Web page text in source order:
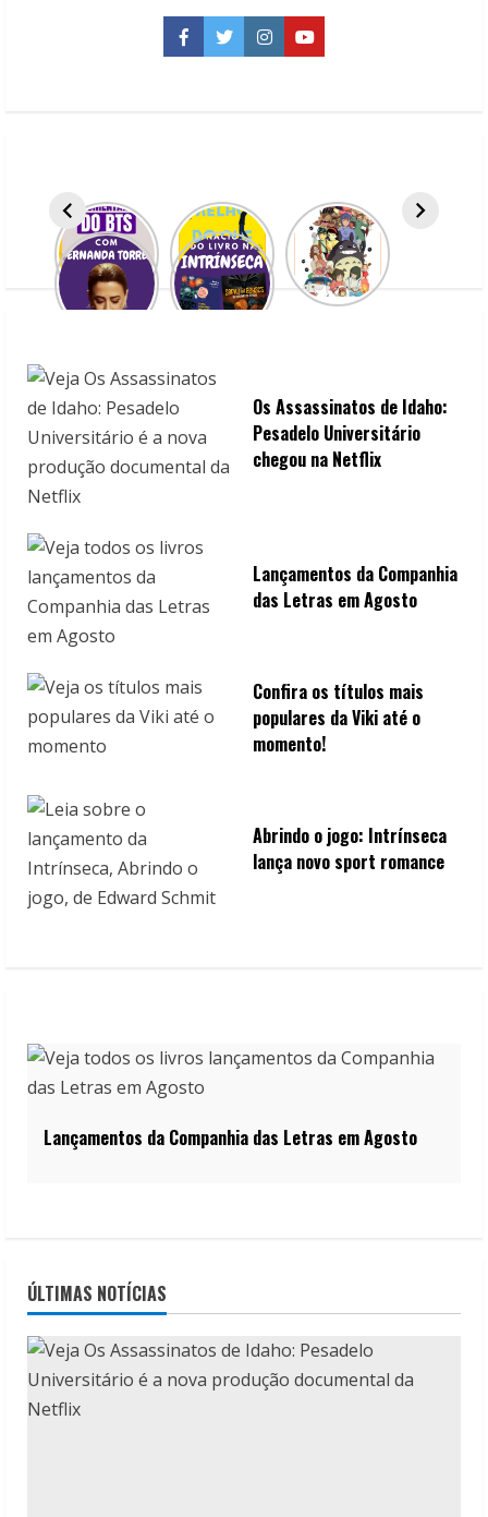
n
g
Facebook
TwitterInstagramYouTube
Os Assassinatos de Idaho:
Pesadelo Universitário
chegou na Netflix
Lançamentos da Companhia
das Letras em Agosto
Confira os títulos mais
populares da Viki até o
momento!
Abrindo o jogo: Intrínseca
lança novo sport romance
Lançamentos da Companhia das Letras em Agosto
ÚLTIMAS NOTÍCIAS